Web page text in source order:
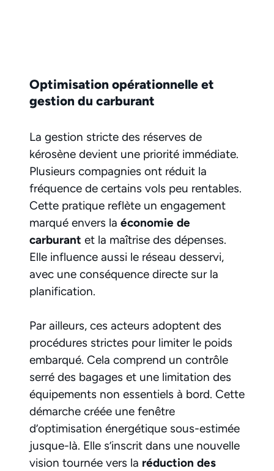
Optimisation opérationnelle et
gestion du carburant
La gestion stricte des réserves de
kérosène devient une priorité immédiate.
Plusieurs compagnies ont réduit la
fréquence de certains vols peu rentables.
Cette pratique reflète un engagement
marqué envers la économie de
carburant et la maîtrise des dépenses.
Elle influence aussi le réseau desservi,
avec une conséquence directe sur la
planification.
Par ailleurs, ces acteurs adoptent des
procédures strictes pour limiter le poids
embarqué. Cela comprend un contrôle
serré des bagages et une limitation des
équipements non essentiels à bord. Cette
démarche créée une fenêtre
d’optimisation énergétique sous-estimée
jusque-là. Elle s’inscrit dans une nouvelle
vision tournée vers la réduction des